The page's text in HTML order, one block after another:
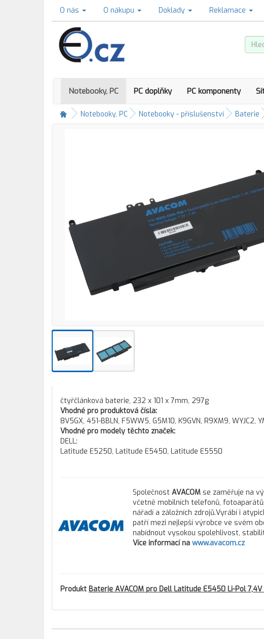
O nás O nákupu Doklady Reklamace
Notebooky, PC PC doplňky PC komponenty
Notebooky, PC Notebooky - příslušenství Baterie
čtyřčlánková baterie, 232 x 101 x 7mm, 297g
Vhodné pro produktová čísla:
8V5GX, 451-BBLN, F5WW5, G5M10, K9GVN, R9XM9, WYJC2,
Vhodné pro modely těchto značek:
DELL:
Latitude E5250, Latitude E5450, Latitude E5550
Společnost AVACOM se zaměřuje na
včetně mobilních telefonů,
nářadí a záložních zdrojů.Vyrábí i
patří mezi nejlepší výrobce ve svém
nabídnout vysokou spolehlivost,
Více informací na www.avacom.cz
Produkt Baterie AVACOM pro Dell Latitude E5450 Li-Pol